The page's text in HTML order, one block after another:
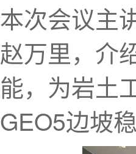
本次会议主
赵万里，介
能，为岩土
GEO5边坡